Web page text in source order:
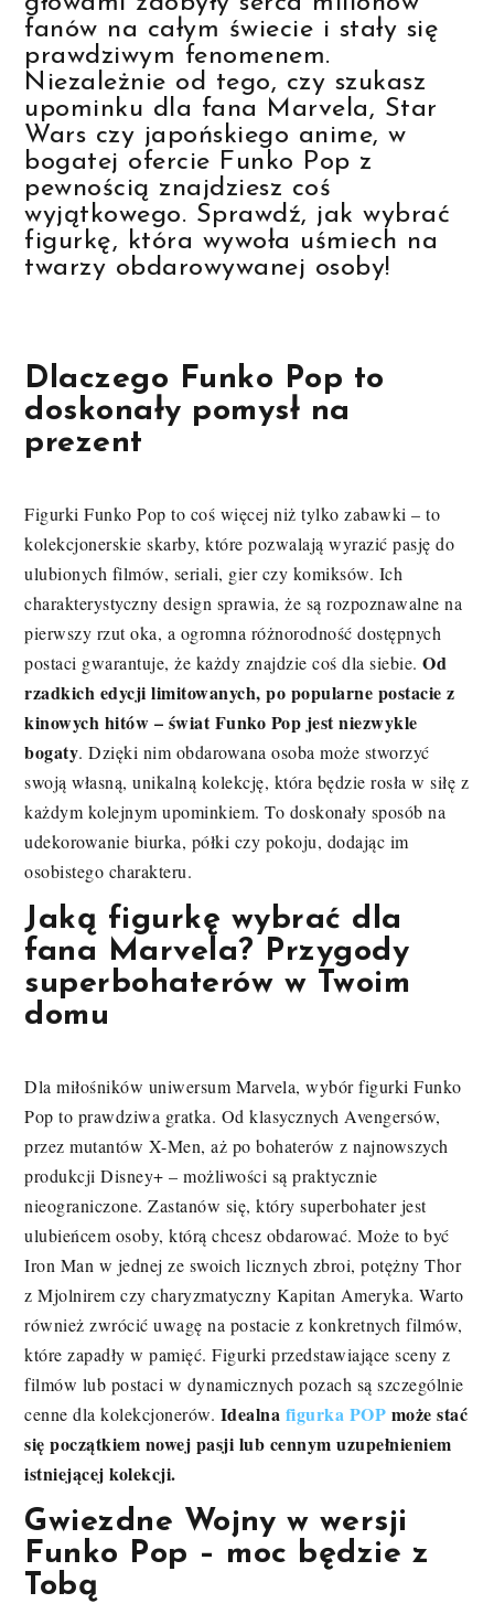
fanów na całym świecie i stały się
prawdziwym fenomenem.
Niezależnie od tego, czy szukasz
upominku dla fana Marvela, Star
Wars czy japońskiego anime, w
bogatej ofercie Funko Pop z
pewnością znajdziesz coś
wyjątkowego. Sprawdź, jak wybrać
figurkę, która wywoła uśmiech na
twarzy obdarowywanej osoby!
Dlaczego Funko Pop to
doskonały pomysł na
prezent
Figurki Funko Pop to coś więcej niż tylko zabawki – to
kolekcjonerskie skarby, które pozwalają wyrazić pasję do
ulubionych filmów, seriali, gier czy komiksów. Ich
charakterystyczny design sprawia, że są rozpoznawalne na
pierwszy rzut oka, a ogromna różnorodność dostępnych
postaci gwarantuje, że każdy znajdzie coś dla siebie.Od
rzadkich edycji limitowanych, po popularne postacie z
kinowych hitów – świat Funko Pop jest niezwykle
bogaty. Dzięki nim obdarowana osoba może stworzyć
swoją własną, unikalną kolekcję, która będzie rosła w siłę z
każdym kolejnym upominkiem. To doskonały sposób na
udekorowanie biurka, półki czy pokoju, dodając im
osobistego charakteru.
Jaką figurkę wybrać dla
fana Marvela? Przygody
superbohaterów w Twoim
domu
Dla miłośników uniwersum Marvela, wybór figurki Funko
Pop to prawdziwa gratka. Od klasycznych Avengersów,
przez mutantów X-Men, aż po bohaterów z najnowszych
produkcji Disney+ – możliwości są praktycznie
nieograniczone. Zastanów się, który superbohater jest
ulubieńcem osoby, którą chcesz obdarować. Może to być
Iron Man w jednej ze swoich licznych zbroi, potężny Thor
z Mjolnirem czy charyzmatyczny Kapitan Ameryka. Warto
również zwrócić uwagę na postacie z konkretnych filmów,
które zapadły w pamięć. Figurki przedstawiające sceny z
filmów lub postaci w dynamicznych pozach są szczególnie
cenne dla kolekcjonerów. Idealna figurka POP może stać
się początkiem nowej pasji lub cennym uzupełnieniem
istniejącej kolekcji.
Gwiezdne Wojny w wersji
Funko Pop – moc będzie z
Tobą